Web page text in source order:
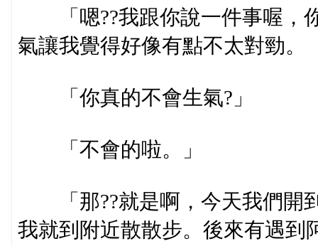
「嗯??我跟你說一件事喔，
氣讓我覺得好像有點不太對勁。
「你真的不會生氣?」
「不會的啦。」
「那??就是啊，今天我們開
我就到附近散散步。後來有遇到